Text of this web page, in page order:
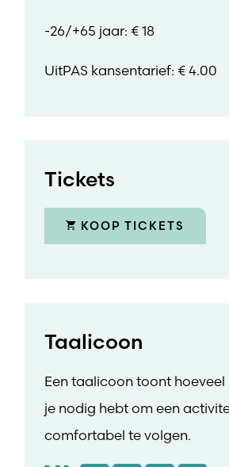
-26/+65 jaar: € 18
UitPAS kansentarief: € 4.00
Tickets
KOOP TICKETS
Taalicoon
Een taalicoon toont hoeveel
je nodig hebt om een
comfortabel te volgen.